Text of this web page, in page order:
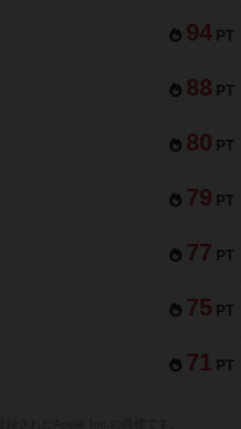
94 PT
88 PT
80 PT
79 PT
77 PT
75 PT
71 PT